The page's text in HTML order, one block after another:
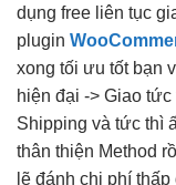
dụng free liên tục
plugin
xong tối ưu tốtbạn
hiện đại -> Giao tức
Shipping và tức thì
thân thiện Method
lẽ đánh chi phí thấp